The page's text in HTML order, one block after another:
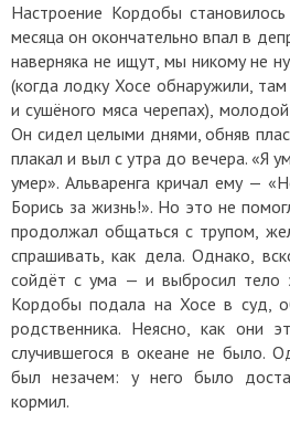
Настроение Кордобы
месяца он окончательно впал в
наверняка не ищут, мы никому не
(когда лодку Хосе обнаружили,
и сушёного мяса черепах),
Он сидел целыми днями, обняв
плакал и выл с утра до вечера. «Я
умер». Альваренга кричал ему —
Борись за жизнь!». Но это не
продолжал общаться с трупом,
спрашивать, как дела. Однако,
сойдёт с ума — и выбросил тело
Кордобы подала на Хосе в суд,
родственника. Неясно, как они
случившегося в океане не было.
был незачем: у него было
кормил.